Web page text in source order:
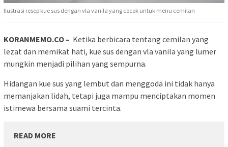
Ilustrasi resep kue sus dengan vla vanila yang cocok untuk menu cemilan
KORANMEMO.CO – Ketika berbicara tentang cemilan yang
lezat dan memikat hati, kue sus dengan vla vanila yang lumer
mungkin menjadi pilihan yang sempurna.
Hidangan kue sus yang lembut dan menggoda ini tidak hanya
memanjakan lidah, tetapi juga mampu menciptakan momen
istimewa bersama suami tercinta.
READ MORE